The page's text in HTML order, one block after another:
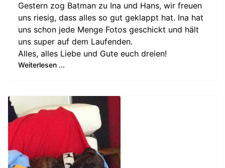
Gestern zog Batman zu Ina und Hans, wir freuen
uns riesig, dass alles so gut geklappt hat. Ina hat
uns schon jede Menge Fotos geschickt und hält
uns super auf dem Laufenden.
Alles, alles Liebe und Gute euch dreien!
Weiterlesen ...